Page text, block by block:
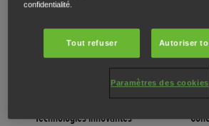
Lorsque vous commencerez, vous serez surpris de
Technologies innovantes
confidentialité.
Tout refuser Autoriser
Paramètres des cookies